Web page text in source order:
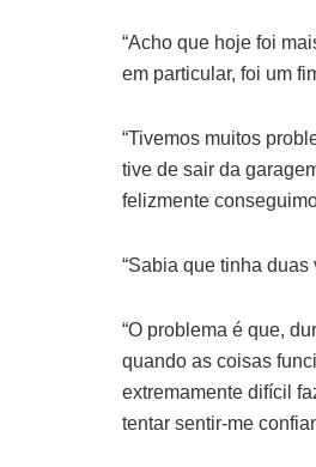
“Acho que hoje foi
em particular, foi um
“Tivemos muitos
tive de sair da
felizmente
“Sabia que tinha
“O problema é que,
quando as coisas
extremamente difícil
tentar sentir-me